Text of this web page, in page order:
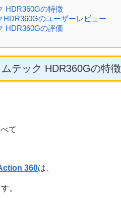
HDR360Gの特徴
HDR360Gのユーザーレビュー
HDR360Gの評価
テック HDR360Gの特徴
て
360は、
。